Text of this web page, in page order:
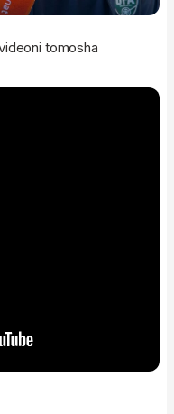
tomosha